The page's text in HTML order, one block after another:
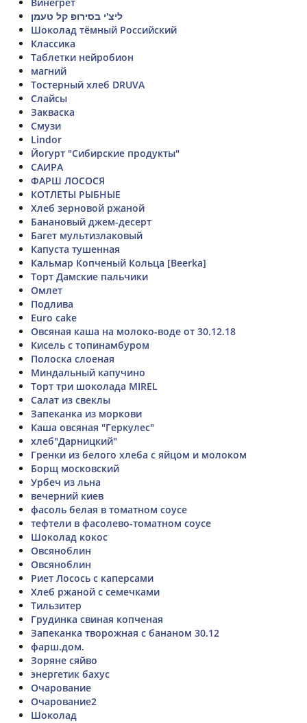
ליצ'י בסירופ קל טעמן
Шоколад тёмный Российский
Классика
Таблетки нейробион
магний
Тостерный хлеб DRUVA
Слайсы
Закваска
Смузи
Lindor
Йогурт "Сибирские продукты"
САИРА
ФАРШ ЛОСОСЯ
КОТЛЕТЫ РЫБНЫЕ
Хлеб зерновой ржаной
Банановый джем-десерт
Багет мультизлаковый
Капуста тушенная
Кальмар Копченый Кольца [Beerka]
Торт Дамские пальчики
Омлет
Подлива
Euro cake
Овсяная каша на молоко-воде от 30.12.18
Кисель с топинамбуром
Полоска слоеная
Миндальный капучино
Торт три шоколада MIREL
Салат из свеклы
Запеканка из моркови
Каша овсяная "Геркулес"
хлеб"Дарницкий"
Гренки из белого хлеба с яйцом и молоком
Борщ московский
Урбеч из льна
вечерний киев
фасоль белая в томатном соусе
тефтели в фасолево-томатном соусе
Шоколад кокос
Овсяноблин
Овсяноблин
Риет Лосось с каперсами
Хлеб ржаной с семечками
Тильзитер
Грудинка свиная копченая
Запеканка творожная с бананом 30.12
фарш.дом.
Зоряне сяйво
энергетик бахус
Очарование
Очарование2
Шоколад